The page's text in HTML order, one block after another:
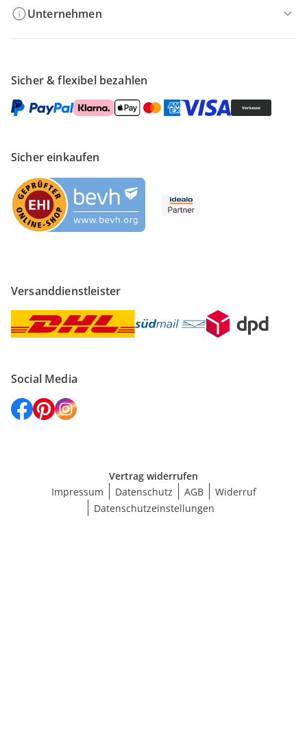
Unternehmen
Sicher & flexibel bezahlen
Sicher einkaufen
Versanddienstleister
Social Media
Vertrag widerrufen
Impressum
Datenschutz AGB
Widerruf
Datenschutzeinstellungen